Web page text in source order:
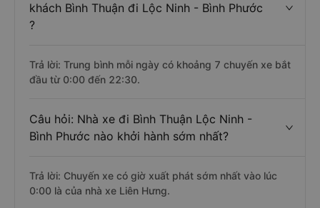
khách Bình Thuận đi Lộc Ninh - Bình Phước
?
Trả lời: Trung bình mỗi ngày có khoảng 7 chuyến xe bắt
đầu từ 0:00 đến 22:30.
Câu hỏi: Nhà xe đi Bình Thuận Lộc Ninh -
Bình Phước nào khởi hành sớm nhất?
Trả lời: Chuyến xe có giờ xuất phát sớm nhất vào lúc
0:00 là của nhà xe Liên Hưng.